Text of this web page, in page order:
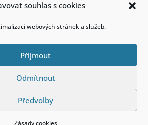
souhlas s cookies
webových stránek a služeb.
Příjmout
Odmítnout
Předvolby
Zásady cookies
v němčině
práva vyhrazena.Kontakt|
bchodní podmínky